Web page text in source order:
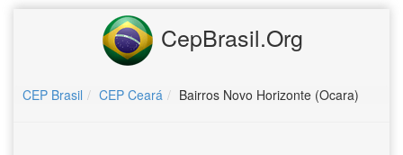
CepBrasil.Org
CEP Brasil CEP Ceará Bairros Novo Horizonte (Ocara)